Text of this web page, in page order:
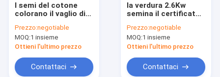
I semi del cotone
colorano il vaglio di
del selezionatore
3Kw
Prezzo:negotiable
MOQ:1 insieme
Ottieni l'ultimo prezzo
Contattaci
la verdura 2.6Kw
semina il certificato
macchina del
selezionatore di
colore
Prezzo:negotiable
MOQ:1 insieme
Ottieni l'ultimo prezzo
Contattaci